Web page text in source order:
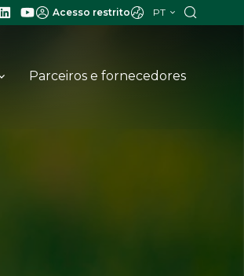
Acesso restrito PT
Parceiros e fornecedores